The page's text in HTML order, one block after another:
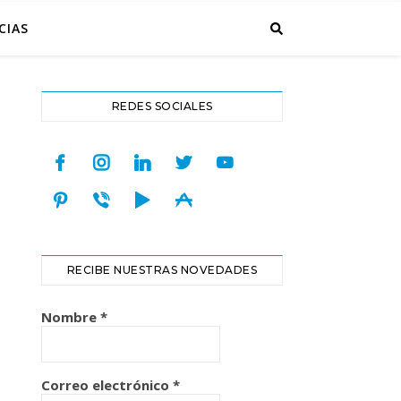
REDES SOCIALES
facebookinstagramlinkedintwitteryoutube
pinterest
viber play appstore
RECIBE NUESTRAS NOVEDADES
Nombre *
Correo electrónico *